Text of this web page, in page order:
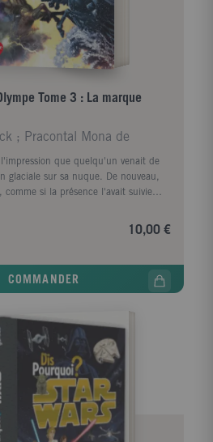
Tome 3 : La marque
; Pracontal Mona de
que quelqu'un venait de
glaciale sur sa nuque. De nouveau,
comme si la présence l'avait suivie
de kidnapper Percy immédiatement,
avec lui et s'enfuir, maintenant.
10,00 €
COMMANDER